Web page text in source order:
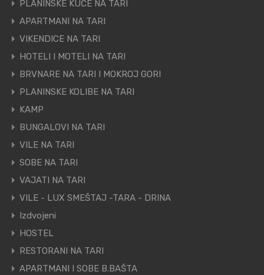
PLANINSKE KUĆE NA TARI
APARTMANI NA TARI
VIKENDICE NA TARI
HOTELI I MOTELI NA TARI
BRVNARE NA TARI I MOKROJ GORI
PLANINSKE KOLIBE NA TARI
KAMP
BUNGALOVI NA TARI
VILE NA TARI
SOBE NA TARI
VAJATI NA TARI
VILE - LUX SMEŠTAJ -TARA - DRINA
Izdvojeni
HOSTEL
RESTORANI NA TARI
APARTMANI I SOBE B.BAŠTA